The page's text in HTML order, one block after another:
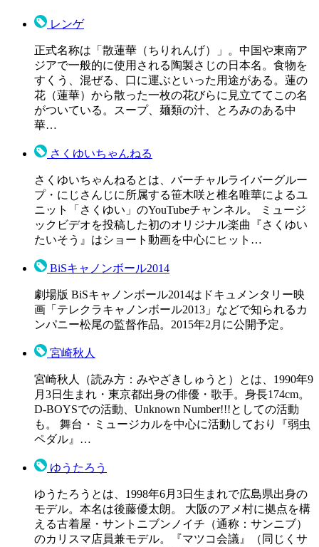
レンゲ
正式名称は「散蓮華（ちりれんげ）」。中国や東南ア
ジアで一般的に使用される陶製さじの日本名。食物を
すくう、混ぜる、口に運ぶといった用途がある。蓮の
花（蓮華）から散った一枚の花びらに見立ててこの名
がついている。スープ、麺類の汁、とろみのある中
華…
さくゆいちゃんねる
さくゆいちゃんねるとは、バーチャルライバーグルー
プ・にじさんじに所属する笹木咲と椎名唯華によるユ
ニット「さくゆい」のYouTubeチャンネル。 ミュージ
ックビデオを投稿した初のオリジナル楽曲『さくゆい
たいそう』はショート動画を中心にヒット…
BiSキャノンボール2014
劇場版 BiSキャノンボール2014はドキュメンタリー映
画「テレクラキャノンボール2013」などで知られるカ
ンパニー松尾の監督作品。2015年2月に公開予定。
宮崎秋人
宮崎秋人（読み方：みやざきしゅうと）とは、1990年9
月3日生まれ・東京都出身の俳優・歌手。身長174cm。
D-BOYSでの活動、Unknown Number!!!としての活動
も。 舞台・ミュージカルを中心に活動しており『弱虫
ペダル』…
ゆうたろう
ゆうたろうとは、1998年6月3日生まれで広島県出身の
モデル。本名は後藤優太朗。 大阪のアメ村に拠点を構
える古着屋・サントニブンノイチ（通称：サンニブ）
のカリスマ店員兼モデル。『マツコ会議』（同じくサ